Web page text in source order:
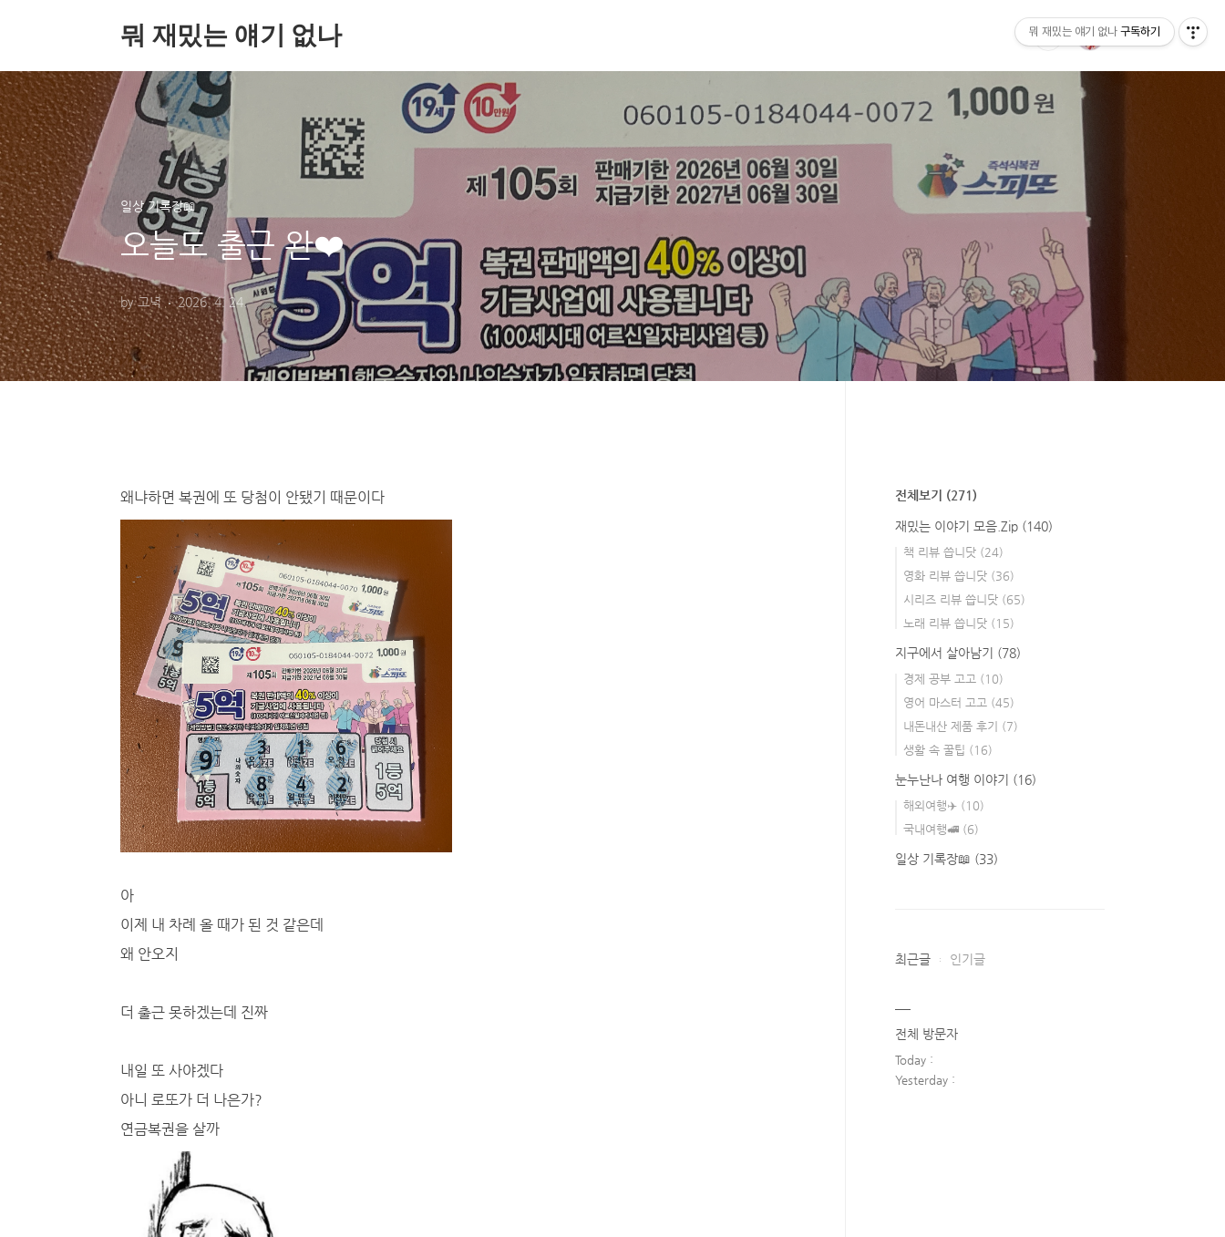
뭐 재밌는 얘기 없나
일상 기록장📖
오늘도 출근 완❤️
by 고녁 2026. 4. 24.
왜냐하면 복권에 또 당첨이 안됐기 때문이다
아
이제 내 차례 올 때가 된 것 같은데
왜 안오지
더 출근 못하겠는데 진짜
내일 또 사야겠다
아니 로또가 더 나은가?
연금복권을 살까
전체보기 (271)
재밌는 이야기 모음.Zip (140)
책 리뷰 씁니닷 (24)
영화 리뷰 씁니닷 (36)
시리즈 리뷰 씁니닷 (65)
노래 리뷰 씁니닷 (15)
지구에서 살아남기 (78)
경제 공부 고고 (10)
영어 마스터 고고 (45)
내돈내산 제품 후기 (7)
생활 속 꿀팁 (16)
눈누난나 여행 이야기 (16)
해외여행✈️ (10)
국내여행🚅 (6)
일상 기록장📖 (33)
최근글 인기글
전체 방문자
Today :
Yesterday :
뭐 재밌는 얘기 없나 구독하기